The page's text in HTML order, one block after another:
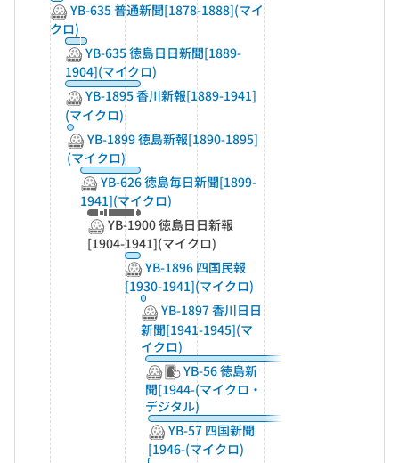
YB-635 普通新聞[1878-1888](マイ
クロ)
YB-635 徳島日日新聞[1889-
1904](マイクロ)
YB-1895 香川新報[1889-1941]
(マイクロ)
YB-1899 徳島新報[1890-1895]
(マイクロ)
YB-626 徳島毎日新聞[1899-
1941](マイクロ)
YB-1900 徳島日日新報
[1904-1941](マイクロ)
YB-1896 四国民報
[1930-1941](マイクロ)
YB-1897 香川日日
新聞[1941-1945](マ
イクロ)
YB-56 徳島新
聞[1944-(マイクロ・
デジタル)
YB-57 四国新聞
[1946-(マイクロ)